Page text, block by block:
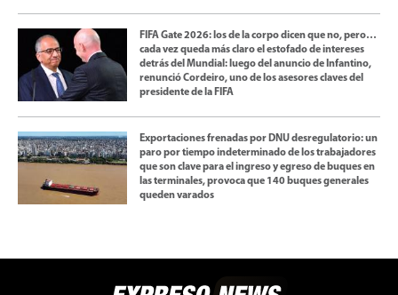
FIFA Gate 2026: los de la corpo dicen que no, pero…
cada vez queda más claro el estofado de intereses
detrás del Mundial: luego del anuncio de Infantino,
renunció Cordeiro, uno de los asesores claves del
presidente de la FIFA
Exportaciones frenadas por DNU desregulatorio: un
paro por tiempo indeterminado de los trabajadores
que son clave para el ingreso y egreso de buques en
las terminales, provoca que 140 buques generales
queden varados